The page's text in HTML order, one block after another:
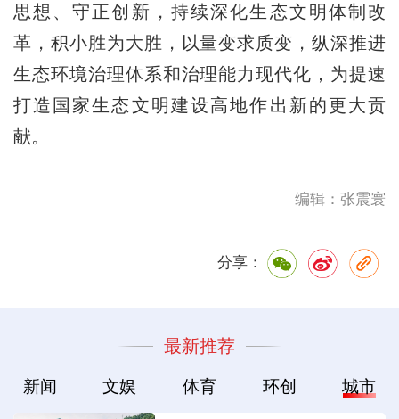
思想、守正创新，持续深化生态文明体制改
革，积小胜为大胜，以量变求质变，纵深推进
生态环境治理体系和治理能力现代化，为提速
打造国家生态文明建设高地作出新的更大贡
献。
编辑：张震寰
分享：
最新推荐
新闻 文娱 体育 环创 城市